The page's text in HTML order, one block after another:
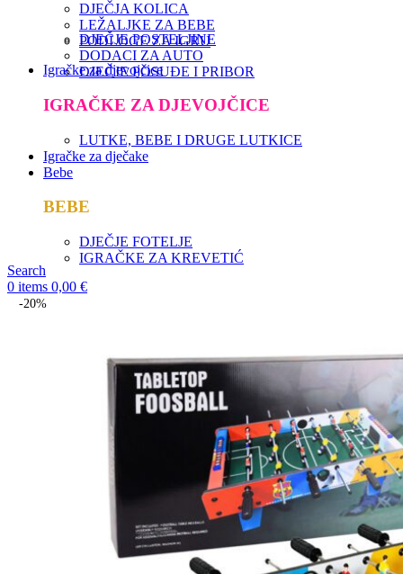
DJEČJA KOLICA
LEŽALJKE ZA BEBE
PODLOGE ZA IGRU
DJEČJE POSTELJINE
DODACI ZA AUTO
DJEČJE POSUĐE I PRIBOR
Igračke za djevojčice
IGRAČKE ZA DJEVOJČICE
LUTKE, BEBE I DRUGE LUTKICE
Igračke za dječake
Bebe
BEBE
DJEČJE FOTELJE
IGRAČKE ZA KREVETIĆ
Search
0 items 0,00 €
-20%